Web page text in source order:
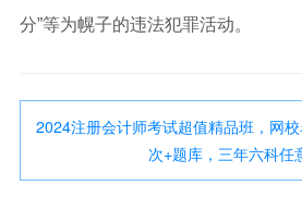
分”等为幌子的违法犯罪活动。
2024注册会计师考试超值精品班，网
次+题库，三年六科任